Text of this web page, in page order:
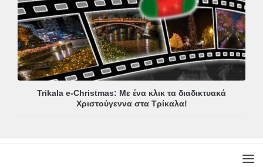
Trikala e-Christmas: Με ένα κλικ τα διαδικτυακά
Χριστούγεννα στα Τρίκαλα!